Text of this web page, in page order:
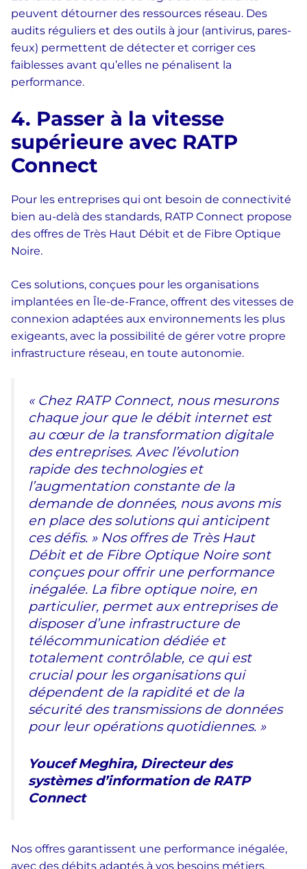
peuvent détourner des ressources réseau. Des
audits réguliers et des outils à jour (antivirus, pares-
feux) permettent de détecter et corriger ces
faiblesses avant qu’elles ne pénalisent la
performance.
4. Passer à la vitesse
supérieure avec RATP
Connect
Pour les entreprises qui ont besoin de connectivité
bien au-delà des standards, RATP Connect propose
des offres de Très Haut Débit et de Fibre Optique
Noire.
Ces solutions, conçues pour les organisations
implantées en Île-de-France, offrent des vitesses de
connexion adaptées aux environnements les plus
exigeants, avec la possibilité de gérer votre propre
infrastructure réseau, en toute autonomie.
« Chez RATP Connect, nous mesurons
chaque jour que le débit internet est
au cœur de la transformation digitale
des entreprises. Avec l’évolution
rapide des technologies et
l’augmentation constante de la
demande de données, nous avons mis
en place des solutions qui anticipent
ces défis. » Nos offres de Très Haut
Débit et de Fibre Optique Noire sont
conçues pour offrir une performance
inégalée. La fibre optique noire, en
particulier, permet aux entreprises de
disposer d’une infrastructure de
télécommunication dédiée et
totalement contrôlable, ce qui est
crucial pour les organisations qui
dépendent de la rapidité et de la
sécurité des transmissions de données
pour leur opérations quotidiennes. »
Youcef Meghira, Directeur des
systèmes d’information de RATP
Connect
Nos offres garantissent une performance inégalée,
avec des débits adaptés à vos besoins métiers.